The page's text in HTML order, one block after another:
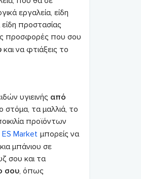
εργαλεία, είδη
προστασίας
προσφορές που σου
και να φτιάξεις το
υγιεινής από
τα μαλλιά, το
προϊόντων
ES Market μπορείς να
μπάνιου σε
σου και τα
σου, όπως